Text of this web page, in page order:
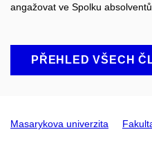
angažovat ve Spolku
PŘEHLED VŠECH
Masarykova univerzita